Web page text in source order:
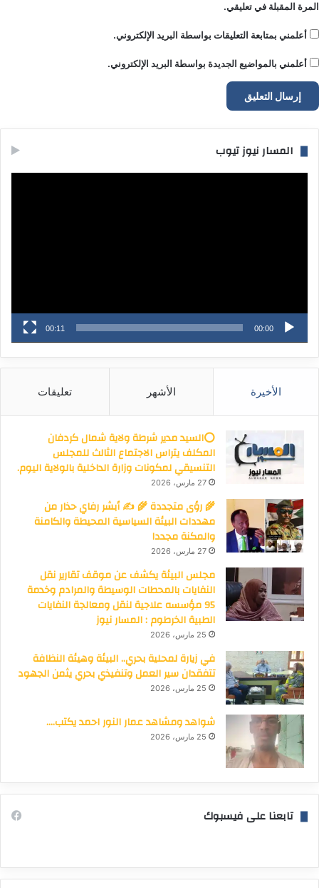
المرة المقبلة في تعليقي.
أعلمني بمتابعة التعليقات بواسطة البريد الإلكتروني.
أعلمني بالمواضيع الجديدة بواسطة البريد الإلكتروني.
المسار نيوز تيوب
00:00
00:11
الأخيرة الأشهر تعليقات
⭕السيد مدير شرطة ولاية شمال كردفان
المكلف يتراس الاجتماع الثالث للمجلس
التنسيقي لمكونات وزارة الداخلية بالولاية اليوم.
27 مارس، 2026
🌾 رؤى متجددة 🌾 ✍️ أبشر رفاي حذار من
مهددات البيئة السياسية المحيطة والكامنة
والمكنة مجددا
27 مارس، 2026
مجلس البيئة يكشف عن موقف تقارير نقل
النفايات بالمحطات الوسيطة والمرادم وخدمة
95 مؤسسه علاجية لنقل ومعالجة النفايات
الطبية الخرطوم : المسار نيوز
25 مارس، 2026
في زيارة لمحلية بحري.. البيئة وهيئة النظافة
تتفقدان سير العمل وتنفيذي بحري يثمن الجهود
25 مارس، 2026
شواهد ومشاهد عمار النور احمد يكتب….
25 مارس، 2026
تابعنا على فيسبوك